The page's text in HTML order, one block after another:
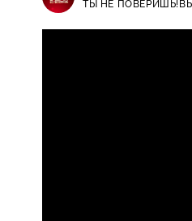
ТЫ НЕ ПОВЕРИШЬ!